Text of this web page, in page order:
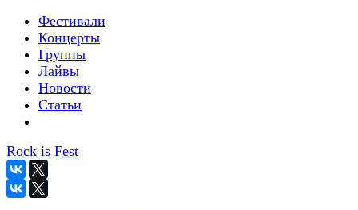
Фестивали
Концерты
Группы
Лайвы
Новости
Статьи
Rock is Fest